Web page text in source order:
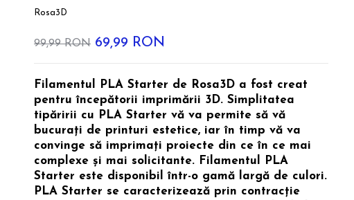
Rosa3D
99,99 RON 69,99 RON
Filamentul PLA Starter de Rosa3D a fost creat
pentru începătorii imprimării 3D. Simplitatea
tipăririi cu PLA Starter vă va permite să vă
bucurați de printuri estetice, iar în timp vă va
convinge să imprimați proiecte din ce în ce mai
complexe și mai solicitante. Filamentul PLA
Starter este disponibil într-o gamă largă de culori.
PLA Starter se caracterizează prin contracție